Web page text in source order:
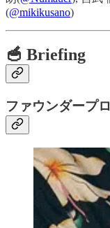
(@mikikusano)
🥣 Briefing
ファウンダープ